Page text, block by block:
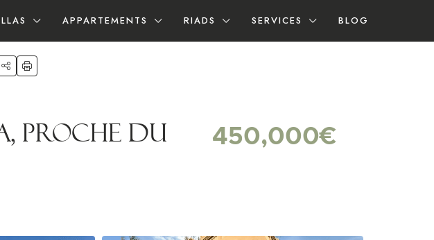
APPARTEMENTS RIADS SERVICES BLOG
Proche du
450,000€